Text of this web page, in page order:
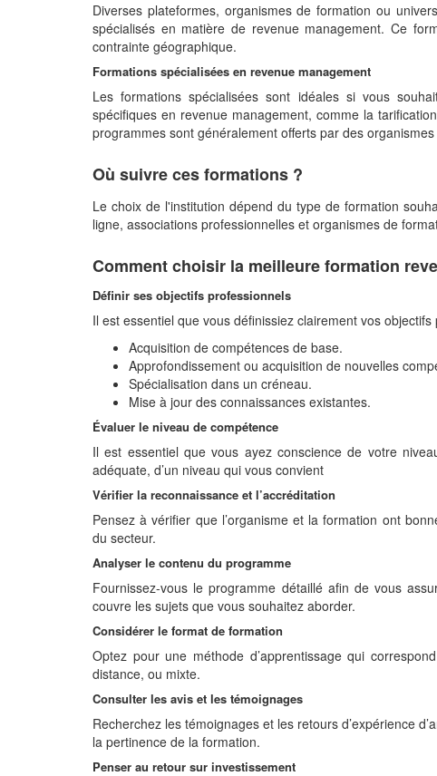
Diverses plateformes, organismes de formation ou
spécialisés en matière de revenue management. Ce
contrainte géographique.
Formations spécialisées en revenue management
Les formations spécialisées sont idéales si vous
spécifiques en revenue management, comme la
programmes sont généralement offerts par des
Où suivre ces formations ?
Le choix de l'institution dépend du type de formation
ligne, associations professionnelles et organismes de
Comment choisir la meilleure formation
Définir ses objectifs professionnels
Il est essentiel que vous définissiez clairement vos objectifs
Acquisition de compétences de base.
Approfondissement ou acquisition de nouvelles
Spécialisation dans un créneau.
Mise à jour des connaissances existantes.
Évaluer le niveau de compétence
Il est essentiel que vous ayez conscience de votre
adéquate, d’un niveau qui vous convient
Vérifier la reconnaissance et l’accréditation
Pensez à vérifier que l’organisme et la formation ont
du secteur.
Analyser le contenu du programme
Fournissez-vous le programme détaillé afin de vous
couvre les sujets que vous souhaitez aborder.
Considérer le format de formation
Optez pour une méthode d’apprentissage qui
distance, ou mixte.
Consulter les avis et les témoignages
Recherchez les témoignages et les retours d’expérience
la pertinence de la formation.
Penser au retour sur investissement